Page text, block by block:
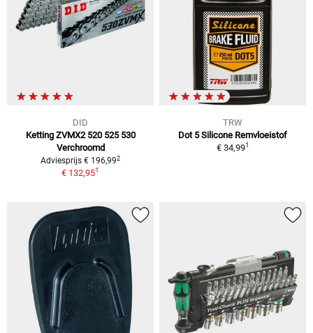
DID
Ketting ZVMX2 520 525 530
Verchroomd
Adviesprijs € 196,992
€ 132,951
TRW
Dot 5 Silicone Remvloeistof
€ 34,991